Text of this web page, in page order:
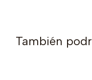
También